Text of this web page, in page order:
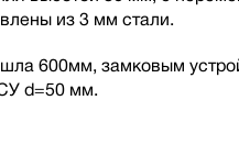
из 3 мм стали.
600мм, замковым
d=50 мм.